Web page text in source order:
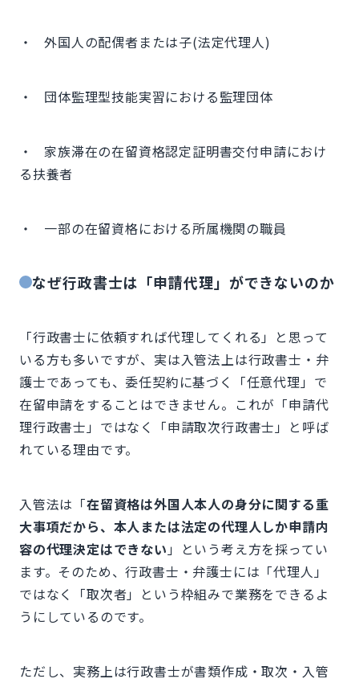
・ 外国人の配偶者または子(法定代理人)
・ 団体監理型技能実習における監理団体
・ 家族滞在の在留資格認定証明書交付申請におけ
る扶養者
・ 一部の在留資格における所属機関の職員
なぜ行政書士は「申請代理」ができないのか
「行政書士に依頼すれば代理してくれる」と思って
いる方も多いですが、実は入管法上は行政書士・弁
護士であっても、委任契約に基づく「任意代理」で
在留申請をすることはできません。これが「申請代
理行政書士」ではなく「申請取次行政書士」と呼ば
れている理由です。
入管法は「在留資格は外国人本人の身分に関する重
大事項だから、本人または法定の代理人しか申請内
容の代理決定はできない」という考え方を採ってい
ます。そのため、行政書士・弁護士には「代理人」
ではなく「取次者」という枠組みで業務をできるよ
うにしているのです。
ただし、実務上は行政書士が書類作成・取次・入管